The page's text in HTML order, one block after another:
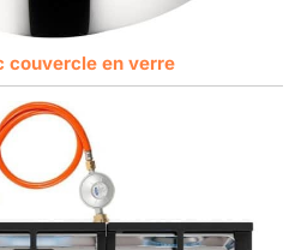
couvercle en verre